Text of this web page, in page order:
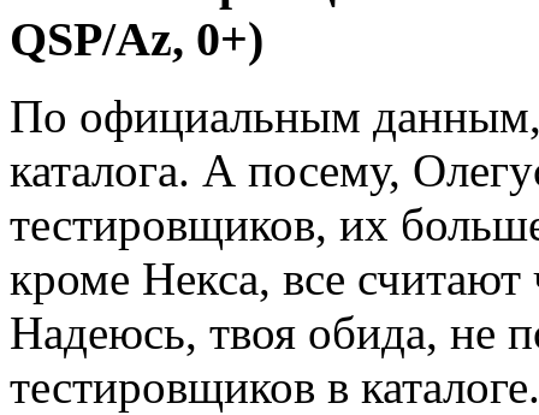
QSP/Az, 0+)
По официальным данным,
каталога. А посему,
тестировщиков, их
кроме Некса, все
Надеюсь, твоя обида, не
тестировщиков в каталоге.